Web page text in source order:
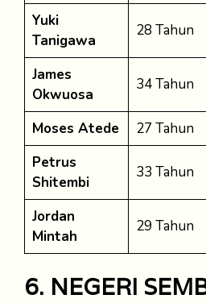
Yuki
Tanigawa
28 Tahun
James
Okwuosa
34 Tahun
Moses Atede 27 Tahun
Petrus
Shitembi
33 Tahun
Jordan
Mintah
29 Tahun
6. NEGERI